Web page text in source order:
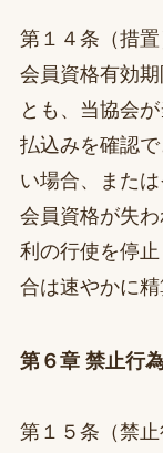
第１４条（措置
会員資格有効
とも、当協会
払込みを確認
い場合、また
会員資格が失
利の行使を停
合は速やかに精
第６章 禁止行
第１５条（禁止